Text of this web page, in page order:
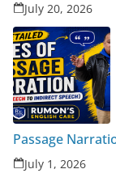
July 20, 2026
Passage
July 1, 2026